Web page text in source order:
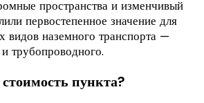
пространства и изменчивый
первостепенное значение для
видов наземного транспорта —
трубопроводного.
пункта?